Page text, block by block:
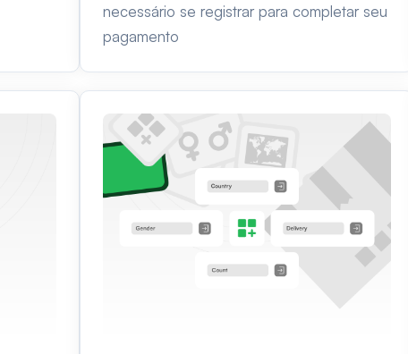
necessário se registrar para completar seu
pagamento